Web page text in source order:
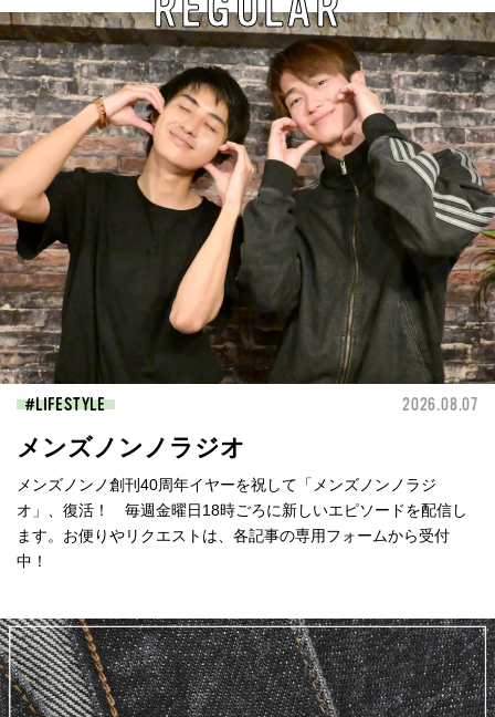
LIFESTYLE 2026.08.07
メンズノンノラジオ
メンズノンノ創刊40周年イヤーを祝して「メンズノンノラジ
オ」、復活！ 毎週金曜日18時ごろに新しいエピソードを配信し
ます。お便りやリクエストは、各記事の専用フォームから受付
中！